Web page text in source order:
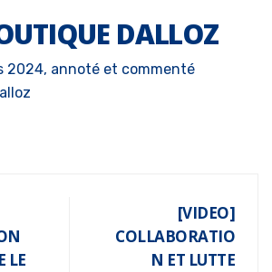
DALLOZ
2024, annoté et commenté
LE
[VIDEO]
COLLABORATIO
N ET LUTTE